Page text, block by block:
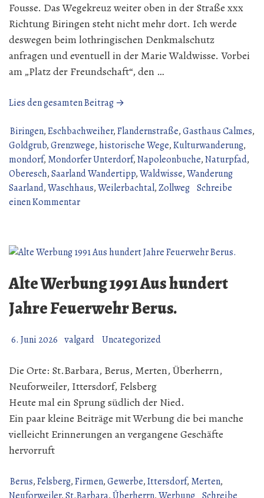
Fousse. Das Wegekreuz weiter oben in der Straße xxx
Richtung Biringen steht nicht mehr dort. Ich werde
deswegen beim lothringischen Denkmalschutz
anfragen und eventuell in der Marie Waldwisse. Vorbei
am „Platz der Freundschaft“, den …
Lies den gesamten Beitrag →
den
Gau
(14
Juni
2026)“
Biringen,Eschbachweiher,Flandernstraße,Gasthaus Calmes,
Goldgrub,Grenzwege, historische Wege,Kulturwanderung,
mondorf, Mondorfer Unterdorf,Napoleonbuche,Naturpfad,
Oberesch,Saarland Wandertipp,Waldwisse,Wanderung
Saarland,Waschhaus,Weilerbachtal,Zollweg Schreibe
einen Kommentarzu
Gau
Juni
Alte Werbung 1991 Aus hundert
Jahre Feuerwehr Berus.
6. Juni 2026 valgard Uncategorized
Die Orte: St.Barbara, Berus, Merten, Überherrn,
Neuforweiler, Ittersdorf, Felsberg
Heute mal ein Sprung südlich der Nied.
Ein paar kleine Beiträge mit Werbung die bei manche
vielleicht Erinnerungen an vergangene Geschäfte
hervorruft
Berus,Felsberg,Firmen,Gewerbe,Ittersdorf, Merten,